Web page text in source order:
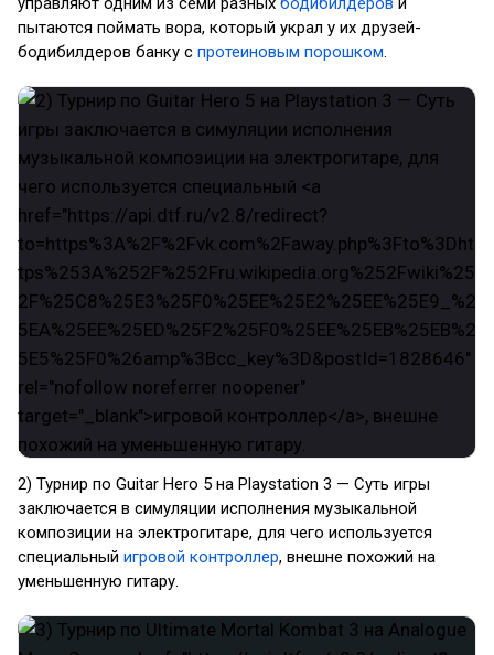
пытаются поймать вора, который украл у их друзей-
бодибилдеров банку с протеиновым порошком.
2) Турнир по Guitar Hero 5 на Playstation 3 — Суть игры
заключается в симуляции исполнения музыкальной
композиции на электрогитаре, для чего используется
специальный игровой контроллер, внешне похожий на
уменьшенную гитару.